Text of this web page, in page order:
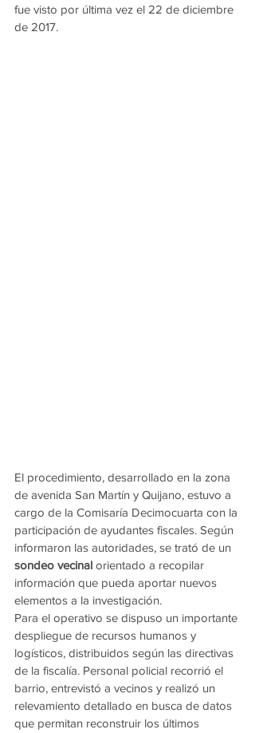
fue visto por última vez el 22 de diciembre
de 2017.
El procedimiento, desarrollado en la zona
de avenida San Martín y Quijano, estuvo a
cargo de la Comisaría Decimocuarta con la
participación de ayudantes fiscales. Según
informaron las autoridades, se trató de un
sondeo vecinal orientado a recopilar
información que pueda aportar nuevos
elementos a la investigación.
Para el operativo se dispuso un importante
despliegue de recursos humanos y
logísticos, distribuidos según las directivas
de la fiscalía. Personal policial recorrió el
barrio, entrevistó a vecinos y realizó un
relevamiento detallado en busca de datos
que permitan reconstruir los últimos